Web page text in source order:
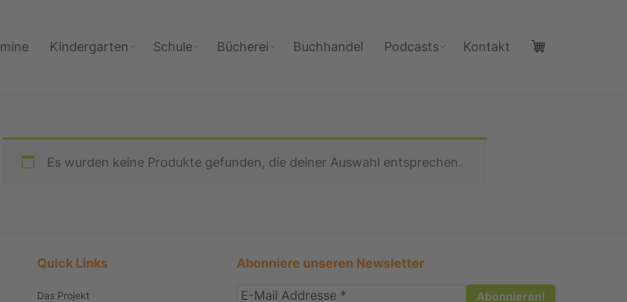
Kindergarten Schule Bücherei Buchhandel Podcasts Kontakt
Es wurden keine Produkte gefunden, die deiner Auswahl entsprechen.
Quick Links
Das Projekt
Abonniere unseren Newsletter